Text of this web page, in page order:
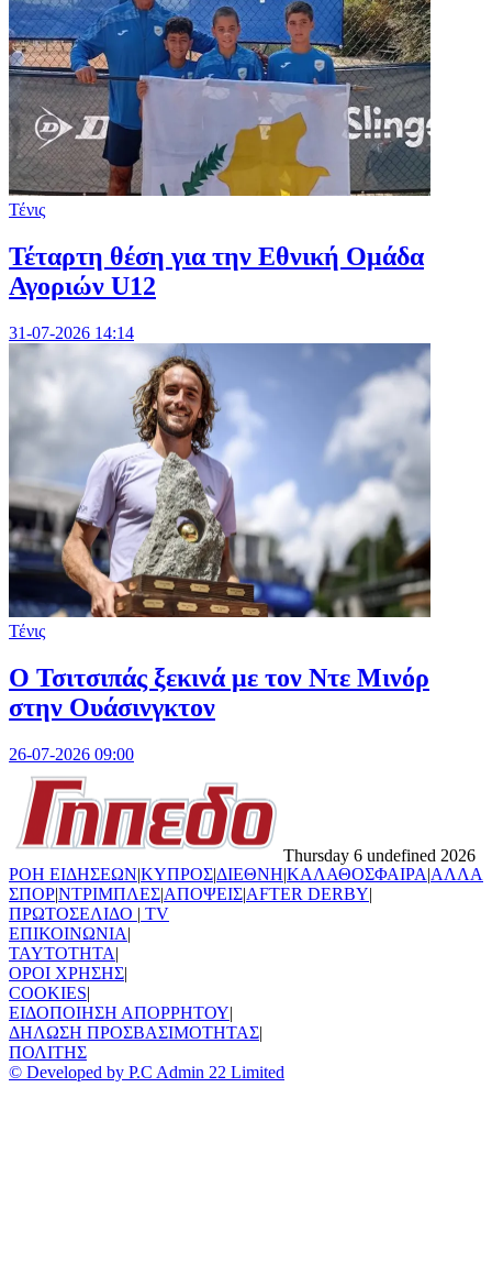
Τένις
Τέταρτη θέση για την Εθνική Ομάδα
Αγοριών U12
31-07-2026 14:14
Τένις
O Τσιτσιπάς ξεκινά με τον Ντε Μινόρ
στην Ουάσινγκτον
26-07-2026 09:00
Thursday 6 undefined 2026
ΡΟΗ ΕΙΔΗΣΕΩΝ|ΚΥΠΡΟΣ|ΔΙΕΘΝΗ|ΚΑΛΑΘΟΣΦΑΙΡΑ|ΑΛΛΑ
ΣΠΟΡ|ΝΤΡΙΜΠΛΕΣ|ΑΠΟΨΕΙΣ|AFTER DERBY|
ΠΡΩΤΟΣΕΛΙΔΟ | TV
ΕΠΙΚΟΙΝΩΝΙΑ|
TAYTOTHTA|
ΟΡΟΙ ΧΡΗΣΗΣ|
COOKIES|
ΕΙΔΟΠΟΙΗΣΗ ΑΠΟΡΡΗΤΟΥ|
ΔΗΛΩΣΗ ΠΡΟΣΒΑΣΙΜΟΤΗΤΑΣ|
ΠΟΛΙΤΗΣ
© Developed by P.C Admin 22 Limited